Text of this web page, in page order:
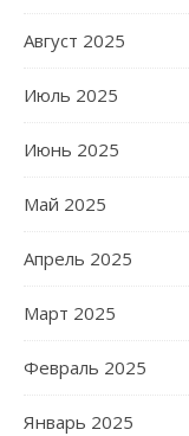
Август 2025
Июль 2025
Июнь 2025
Май 2025
Апрель 2025
Март 2025
Февраль 2025
Январь 2025